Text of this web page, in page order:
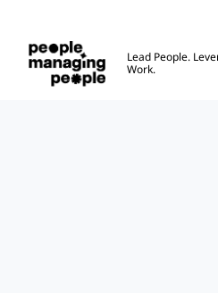
Lead People.
Work.